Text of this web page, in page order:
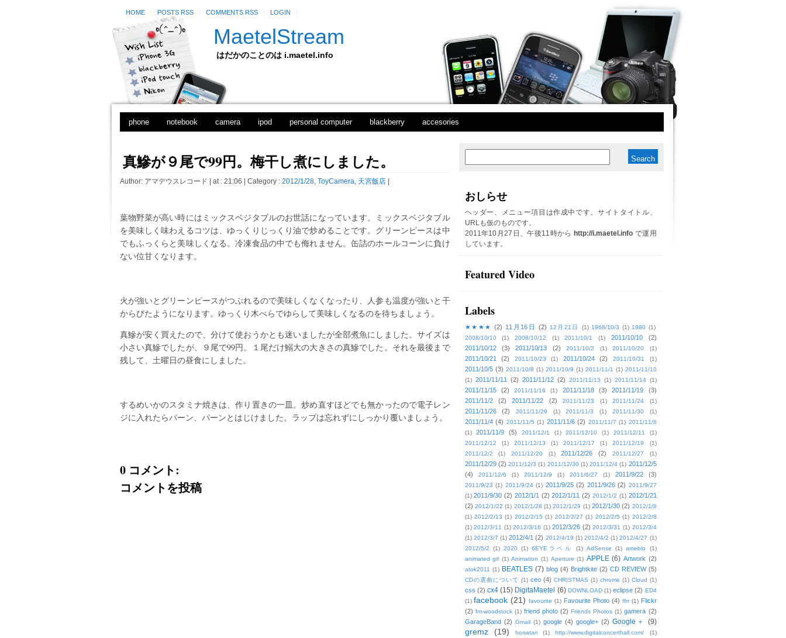
HOME POSTS RSS COMMENTS RSS LOGIN
MaetelStream
はだかのことのは i.maetel.info
phone notebook camera ipod personal computer blackberry accesories
真鰺が９尾で99円。梅干し煮にしました。
Author: アマデウスレコード | at : 21:06 | Category : 2012/1/28, ToyCamera, 天宮飯店
葉物野菜が高い時にはミックスベジタブルのお世話になっています。ミックスベジタブル
を美味しく味わえるコツは、ゆっくりじっくり油で炒めることです。グリーンピースは中
でもふっくらと美味しくなる。冷凍食品の中でも侮れません。缶詰のホールコーンに負け
ない位甘くなります。
火が強いとグリーンピースがつぶれるので美味しくなくなったり、人参も温度が強いと干
からびたようになります。ゆっくり木べらでゆらして美味しくなるのを待ちましょう。
真鰺が安く買えたので、分けて使おうかとも迷いましたが全部煮魚にしました。サイズは
小さい真鰺でしたが、９尾で99円。１尾だけ鰯大の大きさの真鰺でした。それを最後まで
残して、土曜日の昼食にしました。
するめいかのスタミナ焼きは、作り置きの一皿。炒め直すほどでも無かったので電子レン
ジに入れたらパーン、パーンとはじけました。ラップは忘れずにしっかり覆いましょう。
0 コメント:
コメントを投稿
投
稿
おしらせ
ヘッダー、メニュー項目は作成中です。サイトタイトル、
URLも仮のものです。
2011年10月27日、午後11時から http://i.maetel.info で運用
しています。
Featured Video
Labels
★★★★ (2) 11月16日 (2) 12月21日 (1) 1968/10/3 (1) 1980 (1)
2008/10/10
(1) 2008/10/12 (1) 2011/10/1 (1) 2011/10/10
(2)
2011/10/12
(3) 2011/10/13 (2) 2011/10/2 (1) 2011/10/20 (1)
2011/10/21 (2) 2011/10/23 (1) 2011/10/24 (2) 2011/10/31 (1)
2011/10/5 (3) 2011/10/8 (1) 2011/10/9 (1) 2011/11/1 (1) 2011/11/10
(1) 2011/11/11 (2) 2011/11/12 (2) 2011/11/13 (1) 2011/11/14 (1)
2011/11/15 (2) 2011/11/16 (1) 2011/11/18 (3) 2011/11/19
(3)
2011/11/2
(2) 2011/11/22 (2) 2011/11/23 (1) 2011/11/24 (1)
2011/11/26 (2) 2011/11/29 (1) 2011/11/3 (1) 2011/11/30 (1)
2011/11/4 (4) 2011/11/5 (1) 2011/11/6 (2) 2011/11/7 (1) 2011/11/8
(1)
2011/11/9 (5) 2011/12/1 (1) 2011/12/10 (1) 2011/12/11
(1)
2011/12/12
(1) 2011/12/13 (1) 2011/12/17 (1) 2011/12/19
(1)
2011/12/2
(1) 2011/12/20 (1) 2011/12/26 (2) 2011/12/27 (1)
2011/12/29 (2) 2011/12/3 (1) 2011/12/30 (1) 2011/12/4 (1) 2011/12/5
(4)
2011/12/6 (1) 2011/12/9 (1) 2011/6/27 (1) 2011/9/22 (3)
2011/9/23 (1) 2011/9/24 (1) 2011/9/25 (2) 2011/9/26 (2) 2011/9/27
(1) 2011/9/30 (2) 2012/1/1 (2) 2012/1/11 (2) 2012/1/2 (1) 2012/1/21
(2) 2012/1/22 (1) 2012/1/28 (1) 2012/1/29 (1) 2012/1/30 (2) 2012/1/8
(1) 2012/2/13 (1) 2012/2/15 (1) 2012/2/27 (1) 2012/2/5 (1) 2012/2/8
(1) 2012/3/11 (1) 2012/3/16 (1) 2012/3/26 (2) 2012/3/31 (1) 2012/3/4
(1) 2012/3/7 (1) 2012/4/1 (2) 2012/4/19 (1) 2012/4/2 (1) 2012/4/27 (1)
2012/5/2
(1) 2020 (1) 6EYEラベル (1) AdSense (1) ameblo
(1)
animated gif (1) Animation (1) Aperture (1) APPLE (6) Artwork (2)
atok2011 (1) BEATLES (7) blog (4) Brightkite (2) CD REVIEW (5)
CDの選曲について (1) ceo (4) CHRISTMAS (1) chrome (1) Cloud (1)
css (2) cx4 (15) DigitaMaetel (6) DOWNLOAD (1) eclipse (2) ED4
(1) facebook (21) favourite (1) Favourite Photo (4) ffrr (1) Flickr
(2) fm-woodstock (1) friend photo (2) Friends Photos (1) gamera (2)
GarageBand (2) Gmail (1) google (4) google+ (2) Google＋ (9)
gremz (19) honatari (1) http://www.digitalconcerthall.com/
(1)